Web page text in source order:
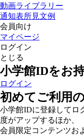
動画ライブラリー
通知表所見文例
会員向け
マイページ
ログイン
とじる
小学館IDをお
ログイン
初めてご利用
小学館IDに登録してロ
度がアップするほか、
会員限定コンテンツお